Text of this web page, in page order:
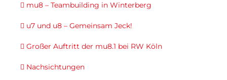
mu8 – Teambuilding in Winterberg
u7 und u8 – Gemeinsam Jeck!
Großer Auftritt der mu8.1 bei RW Köln
Nachsichtungen